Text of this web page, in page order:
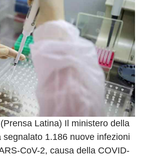
Latina) Il ministero della
segnalato 1.186 nuove infezioni
CoV-2, causa della COVID-